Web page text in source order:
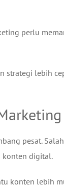
perlu
strategi lebih
pesat.
konten digital.
konten lebih